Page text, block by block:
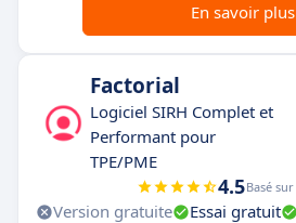
En savoir plus
Factorial
Logiciel SIRH Complet et
Performant pour
TPE/PME
4.5Basé sur
Version gratuite Essai gratuit